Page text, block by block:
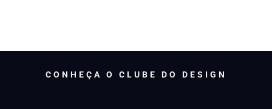
CONHEÇA O CLUBE DO DESIGN